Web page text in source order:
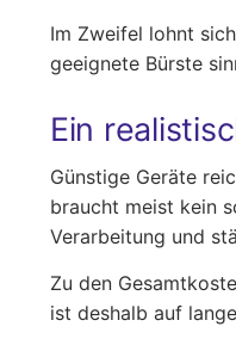
Im Zweifel lohnt
geeignete Bürste
Ein
Günstige Geräte
braucht meist kein
Verarbeitung und
Zu den
ist deshalb auf